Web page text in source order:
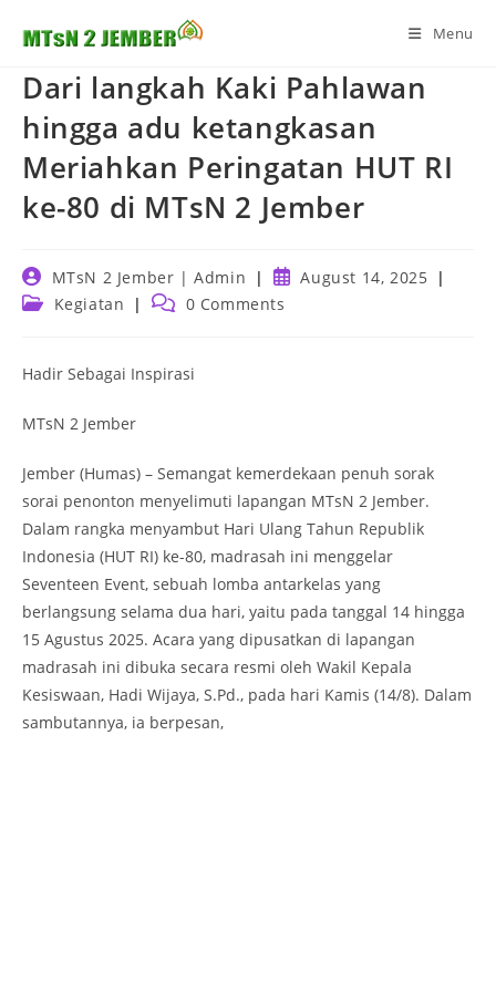
Menu
Dari langkah Kaki Pahlawan
hingga adu ketangkasan
Meriahkan Peringatan HUT RI
ke-80 di MTsN 2 Jember
Post
author:
MTsN 2 Jember | Admin
Post
published:
August 14, 2025
Post Kegiatan
Post 0 Comments
Hadir Sebagai Inspirasi
MTsN 2 Jember
Jember (Humas) – Semangat kemerdekaan penuh sorak
sorai penonton menyelimuti lapangan MTsN 2 Jember.
Dalam rangka menyambut Hari Ulang Tahun Republik
Indonesia (HUT RI) ke-80, madrasah ini menggelar
Seventeen Event, sebuah lomba antarkelas yang
berlangsung selama dua hari, yaitu pada tanggal 14 hingga
15 Agustus 2025. Acara yang dipusatkan di lapangan
madrasah ini dibuka secara resmi oleh Wakil Kepala
Kesiswaan, Hadi Wijaya, S.Pd., pada hari Kamis (14/8). Dalam
sambutannya, ia berpesan,